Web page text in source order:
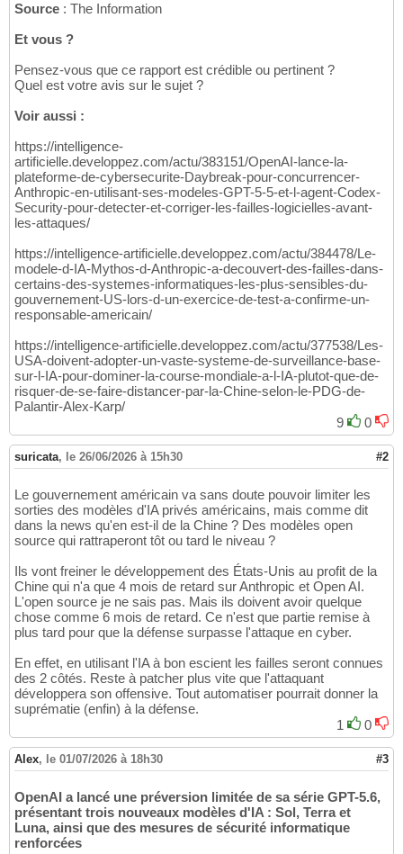
Source : The Information
Et vous ?
Pensez-vous que ce rapport est crédible ou pertinent ?
Quel est votre avis sur le sujet ?
Voir aussi :
https://intelligence-
artificielle.developpez.com/actu/383151/OpenAI-lance-la-
plateforme-de-cybersecurite-Daybreak-pour-concurrencer-
Anthropic-en-utilisant-ses-modeles-GPT-5-5-et-l-agent-Codex-
Security-pour-detecter-et-corriger-les-failles-logicielles-avant-
les-attaques/
https://intelligence-artificielle.developpez.com/actu/384478/Le-
modele-d-IA-Mythos-d-Anthropic-a-decouvert-des-failles-dans-
certains-des-systemes-informatiques-les-plus-sensibles-du-
gouvernement-US-lors-d-un-exercice-de-test-a-confirme-un-
responsable-americain/
https://intelligence-artificielle.developpez.com/actu/377538/Les-
USA-doivent-adopter-un-vaste-systeme-de-surveillance-base-
sur-l-IA-pour-dominer-la-course-mondiale-a-l-IA-plutot-que-de-
risquer-de-se-faire-distancer-par-la-Chine-selon-le-PDG-de-
Palantir-Alex-Karp/
9
0
suricata, le 26/06/2026 à 15h30 #2
Le gouvernement américain va sans doute pouvoir limiter les
sorties des modèles d'IA privés américains, mais comme dit
dans la news qu'en est-il de la Chine ? Des modèles open
source qui rattraperont tôt ou tard le niveau ?
Ils vont freiner le développement des États-Unis au profit de la
Chine qui n'a que 4 mois de retard sur Anthropic et Open AI.
L'open source je ne sais pas. Mais ils doivent avoir quelque
chose comme 6 mois de retard. Ce n'est que partie remise à
plus tard pour que la défense surpasse l'attaque en cyber.
En effet, en utilisant l'IA à bon escient les failles seront connues
des 2 côtés. Reste à patcher plus vite que l'attaquant
développera son offensive. Tout automatiser pourrait donner la
suprématie (enfin) à la défense.
1
0
Alex, le 01/07/2026 à 18h30 #3
OpenAI a lancé une préversion limitée de sa série GPT-5.6,
présentant trois nouveaux modèles d'IA : Sol, Terra et
Luna, ainsi que des mesures de sécurité informatique
renforcées